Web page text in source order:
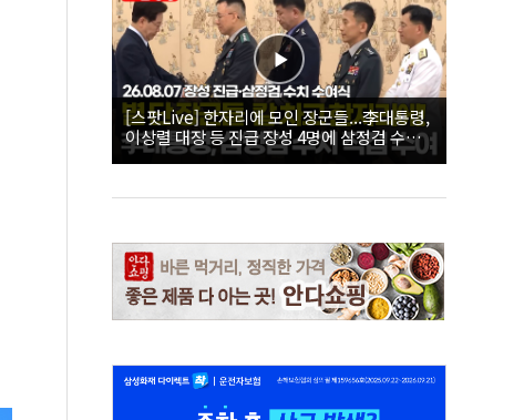
[스팟Live] 한자리에 모인 장군들...李대통령,
이상렬 대장 등 진급 장성 4명에 삼정검 수치
직접 수여｜26.08.07 장성 진급·삼정검 수치